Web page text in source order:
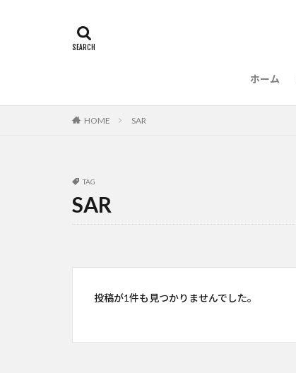
ホーム
HOME SAR
TAG
SAR
投稿が1件も見つかりませんでした。